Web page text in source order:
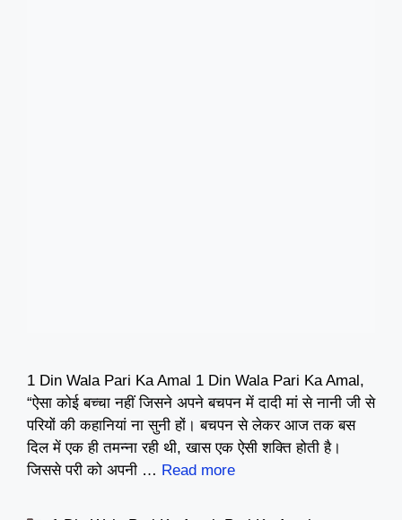
1 Din Wala Pari Ka Amal 1 Din Wala Pari Ka Amal,
“ऐसा कोई बच्चा नहीं जिसने अपने बचपन में दादी मां से नानी जी से
परियों की कहानियां ना सुनी हों। बचपन से लेकर आज तक बस
दिल में एक ही तमन्ना रही थी, खास एक ऐसी शक्ति होती है।
जिससे परी को अपनी … Read more